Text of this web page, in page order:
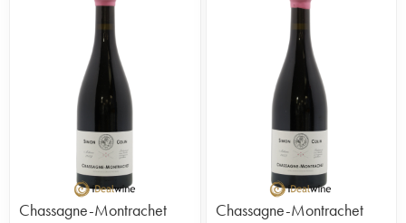
Chassagne-Montrachet
Chassagne-Montrachet